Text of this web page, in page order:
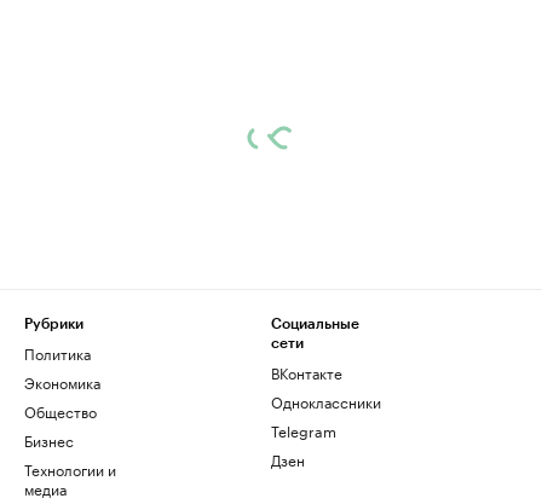
Рубрики
Политика
Экономика
Общество
Бизнес
Технологии и
медиа
Социальные
сети
ВКонтакте
Одноклассники
Telegram
Дзен